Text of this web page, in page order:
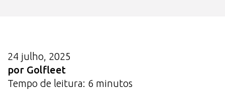
24 julho, 2025
por Golfleet
Tempo de leitura: 6 minutos